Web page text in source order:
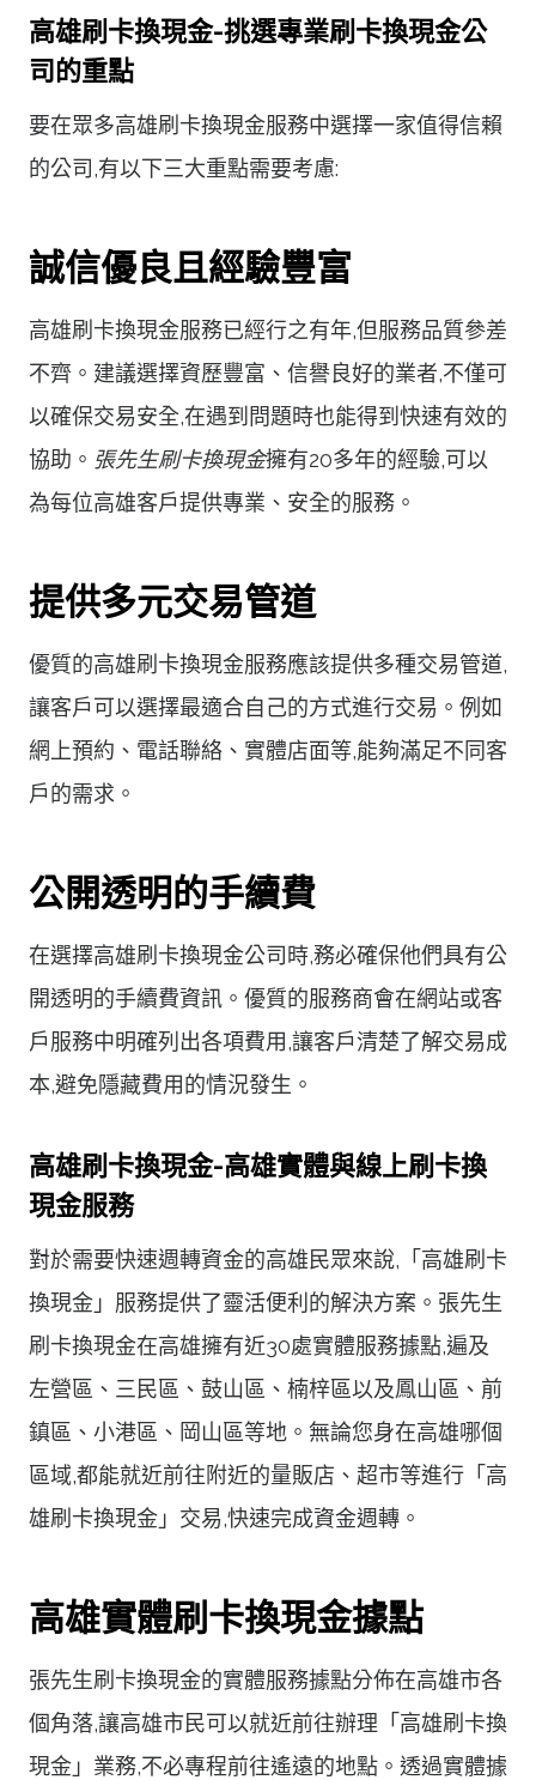
高雄刷卡換現金-挑選專業刷卡換現金公
司的重點
要在眾多高雄刷卡換現金服務中選擇一家值得信賴
的公司,有以下三大重點需要考慮:
誠信優良且經驗豐富
高雄刷卡換現金服務已經行之有年,但服務品質參差
不齊。建議選擇資歷豐富、信譽良好的業者,不僅可
以確保交易安全,在遇到問題時也能得到快速有效的
協助。 張先生刷卡換現金擁有20多年的經驗,可以
為每位高雄客戶提供專業、安全的服務。
提供多元交易管道
優質的高雄刷卡換現金服務應該提供多種交易管道,
讓客戶可以選擇最適合自己的方式進行交易。例如
網上預約、電話聯絡、實體店面等,能夠滿足不同客
戶的需求。
公開透明的手續費
在選擇高雄刷卡換現金公司時,務必確保他們具有公
開透明的手續費資訊。優質的服務商會在網站或客
戶服務中明確列出各項費用,讓客戶清楚了解交易成
本,避免隱藏費用的情況發生。
高雄刷卡換現金-高雄實體與線上刷卡換
現金服務
對於需要快速週轉資金的高雄民眾來說,「高雄刷卡
換現金」服務提供了靈活便利的解決方案。張先生
刷卡換現金在高雄擁有近30處實體服務據點,遍及
左營區、三民區、鼓山區、楠梓區以及鳳山區、前
鎮區、小港區、岡山區等地。無論您身在高雄哪個
區域,都能就近前往附近的量販店、超市等進行「高
雄刷卡換現金」交易,快速完成資金週轉。
高雄實體刷卡換現金據點
張先生刷卡換現金的實體服務據點分佈在高雄市各
個角落,讓高雄市民可以就近前往辦理「高雄刷卡換
現金」業務,不必專程前往遙遠的地點。透過實體據